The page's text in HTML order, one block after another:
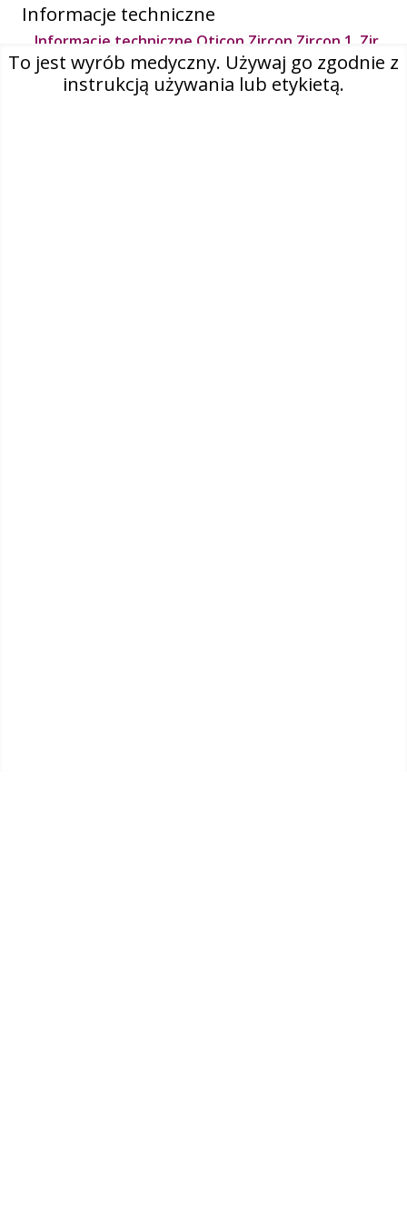
Informacje techniczne
Informacje techniczne Oticon Zircon Zircon 1, Zir
con 2 miniBTE T Polish (Poland)
To jest wyrób medyczny. Używaj go zgodnie z
instrukcją używania lub etykietą.